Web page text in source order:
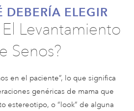
DEBERÍA ELEGIR
El Levantamiento
Senos?
en el paciente”, lo que significa
genéricas de mama que
estereotipo, o “look” de alguna